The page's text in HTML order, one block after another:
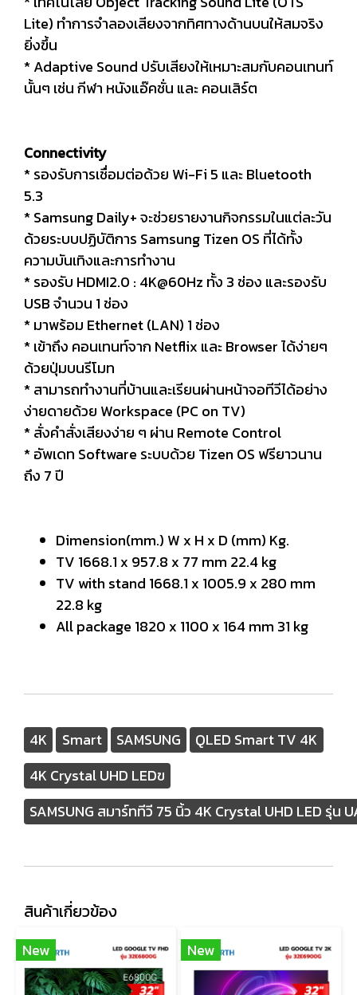
Lite) ทำการจำลองเสียงจากทิศทางด้านบนให้สมจริง
ยิ่งขึ้น
* Adaptive Sound ปรับเสียงให้เหมาะสมกับคอนเทนท์
นั้นๆ เช่น กีฬา หนังแอ๊คชั่น และ คอนเสิร์ต
Connectivity
* รองรับการเชื่อมต่อด้วย Wi-Fi 5 และ Bluetooth
5.3
* Samsung Daily+ จะช่วยรายงานกิจกรรมในแต่ละวัน
ด้วยระบบปฏิบัติการ Samsung Tizen OS ที่ได้ทั้ง
ความบันเทิงและการทำงาน
* รองรับ HDMI2.0 : 4K@60Hz ทั้ง 3 ช่อง และรองรับ
USB จำนวน 1 ช่อง
* มาพร้อม Ethernet (LAN) 1 ช่อง
* เข้าถึง คอนเทนท์จาก Netflix และ Browser ได้ง่ายๆ
ด้วยปุ่มบนรีโมท
* สามารถทำงานที่บ้านและเรียนผ่านหน้าจอทีวีได้อย่าง
ง่ายดายด้วย Workspace (PC on TV)
* สั่งคำสั่งเสียงง่าย ๆ ผ่าน Remote Control
* อัพเดท Software ระบบด้วย Tizen OS ฟรียาวนาน
ถึง 7 ปี
Dimension(mm.) W x H x D (mm) Kg.
TV 1668.1 x 957.8 x 77 mm 22.4 kg
TV with stand 1668.1 x 1005.9 x 280 mm
22.8 kg
All package 1820 x 1100 x 164 mm 31 kg
4K Smart SAMSUNG
QLED Smart TV 4K
4K Crystal UHD LEDฃ
SAMSUNG สมาร์ททีวี 75 นิ้ว 4K Crystal UHD LED รุ่น
สินค้าเกี่ยวข้อง
New New